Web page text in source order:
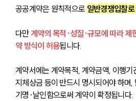
공공계약은 원칙적으로 일반경쟁입찰
다만 계약의 목적·성질·규모에 따라 제
약 방식이 허용됩니다.
계약서에는 계약목적, 계약금액, 이행기
지체상금 등이 반드시 명시되어야 하며
기명·날인함으로써 계약이 확정됩니다.